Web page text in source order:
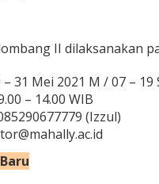
II dilaksanakan
Mei 2021 M / 07 – 19
– 14.00 WIB
(Izzul)